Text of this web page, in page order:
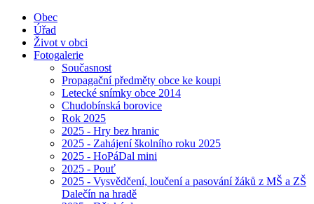
Obec
Úřad
Život v obci
Fotogalerie
Současnost
Propagační předměty obce ke koupi
Letecké snímky obce 2014
Chudobínská borovice
Rok 2025
2025 - Hry bez hranic
2025 - Zahájení školního roku 2025
2025 - HoPáDal mini
2025 - Pouť
2025 - Vysvědčení, loučení a pasování žáků z MŠ a ZŠ
Dalečín na hradě